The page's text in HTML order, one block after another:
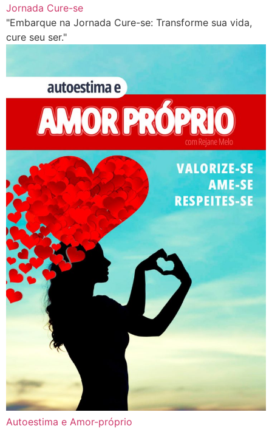
Jornada Cure-se
"Embarque na Jornada Cure-se: Transforme sua vida,
cure seu ser."
Autoestima e Amor-próprio